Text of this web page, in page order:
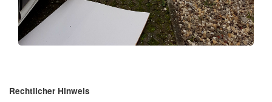
Rechtlicher Hinweis